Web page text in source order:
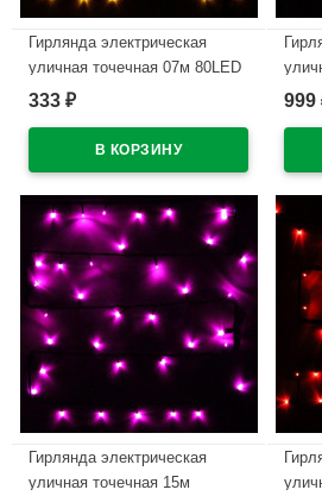
Гирлянда электрическая
уличная точечная 07м 80LED
цвет желтый (темный провод)
333 ₽ 999
Гирлянда электрическая
уличная точечная 15м